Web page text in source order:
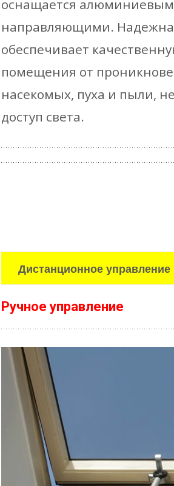
оснащается
направляющими.
обеспечивает
помещения от
насекомых, пуха и пыли,
доступ света.
Дистанционное управление
Ручное управление